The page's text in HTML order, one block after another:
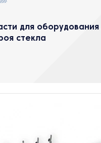
для оборудования
стекла